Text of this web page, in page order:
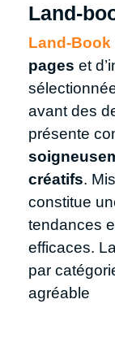
Land-Book
pages et
avant des
présente
créatifs.
constitue
tendances
efficaces.
par
agréable